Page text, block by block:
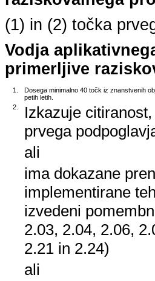
(1) in (2) točka
Vodja
primerljive
1.
Dosega minimalno 40 točk iz znanstvenih
petih letih.
2.
Izkazuje
prvega
ali
ima dokazane
implementirane
izvedeni
2.03, 2.04, 2.06,
2.21 in 2.24)
ali